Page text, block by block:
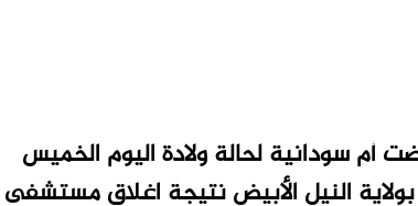
سودانية لحالة ولادة اليوم الخميس
النيل الأبيض نتيجة اغلاق مستشفى